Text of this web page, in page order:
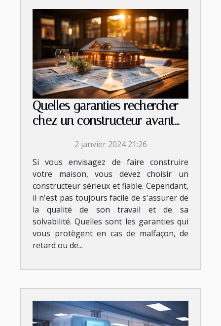
Quelles garanties rechercher
chez un constructeur avant
2 janvier 2024 21:26
Si vous envisagez de faire construire
votre maison, vous devez choisir un
constructeur sérieux et fiable. Cependant,
il n'est pas toujours facile de s'assurer de
la qualité de son travail et de sa
solvabilité. Quelles sont les garanties qui
vous protègent en cas de malfaçon, de
retard ou de...